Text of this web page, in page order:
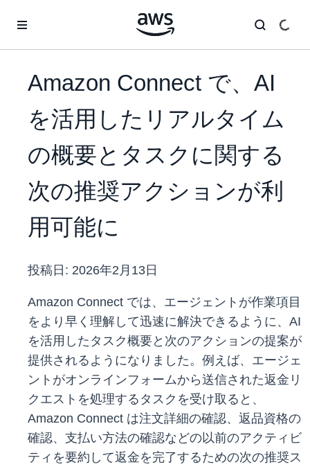
Amazon Connect で、AI
を活用したリアルタイム
の概要とタスクに関する
次の推奨アクションが利
用可能に
投稿日: 2026年2月13日
Amazon Connect では、エージェントが作業項目
をより早く理解して迅速に解決できるように、AI
を活用したタスク概要と次のアクションの提案が
提供されるようになりました。例えば、エージェ
ントがオンラインフォームから送信された返金リ
クエストを処理するタスクを受け取ると、
Amazon Connect は注文詳細の確認、返品資格の
確認、支払い方法の確認などの以前のアクティビ
ティを要約して返金を完了するための次の推奨ス